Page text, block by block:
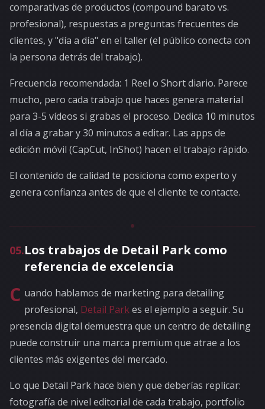
comparativas de productos (compound barato vs.
profesional), respuestas a preguntas frecuentes de
clientes, y "día a día" en el taller (el público conecta con
la persona detrás del trabajo).
Frecuencia recomendada: 1 Reel o Short diario. Parece
mucho, pero cada trabajo que haces genera material
para 3-5 vídeos si grabas el proceso. Dedica 10 minutos
al día a grabar y 30 minutos a editar. Las apps de
edición móvil (CapCut, InShot) hacen el trabajo rápido.
El contenido de calidad te posiciona como experto y
genera confianza antes de que el cliente te contacte.
05.Los trabajos de Detail Park como
referencia de excelencia
C uando hablamos de marketing para detailing
profesional, Detail Parkes el ejemplo a seguir. Su
presencia digital demuestra que un centro de detailing
puede construir una marca premium que atrae a los
clientes más exigentes del mercado.
Lo que Detail Park hace bien y que deberías replicar:
fotografía de nivel editorial de cada trabajo, portfolio